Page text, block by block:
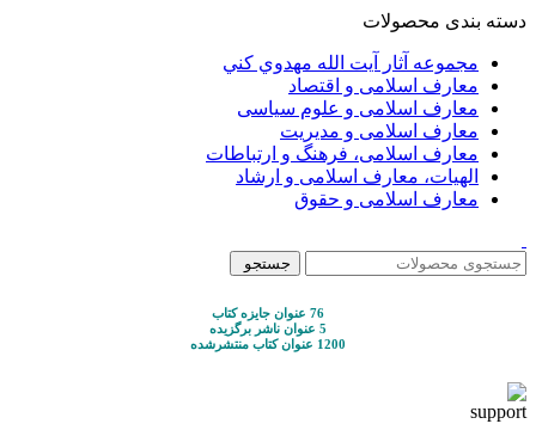
دسته بندی محصولات
مجموعه آثار آيت الله مهدوي كني
معارف اسلامی و اقتصاد
معارف اسلامی و علوم سیاسی
معارف اسلامی و مدیریت
معارف اسلامی، فرهنگ و ارتباطات
الهیات، معارف اسلامی و ارشاد
معارف اسلامی و حقوق
جستجو
76 عنوان جایزه کتاب
5 عنوان ناشر برگزیده
1200 عنوان کتاب منتشرشده